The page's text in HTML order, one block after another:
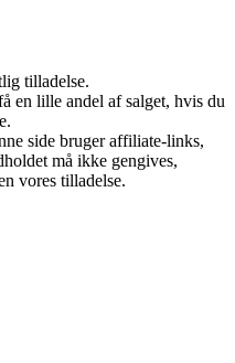
tilladelse.
en lille andel af salget, hvis du
side bruger affiliate-links,
må ikke gengives,
vores tilladelse.